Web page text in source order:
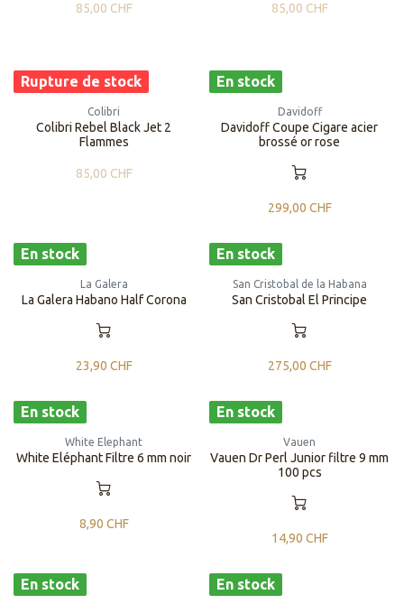
85,00 CHF 85,00 CHF
Rupture de stock
Colibri
Colibri Rebel Black Jet 2
Flammes
85,00 CHF
En stock
Davidoff
Davidoff Coupe Cigare acier
brossé or rose
299,00 CHF
En stock
La Galera
La Galera Habano Half Corona
23,90 CHF
En stock
San Cristobal de la Habana
San Cristobal El Principe
275,00 CHF
En stock
White Elephant
White Eléphant Filtre 6 mm noir
8,90 CHF
En stock
Vauen
Vauen Dr Perl Junior filtre 9 mm
100 pcs
14,90 CHF
En stock En stock